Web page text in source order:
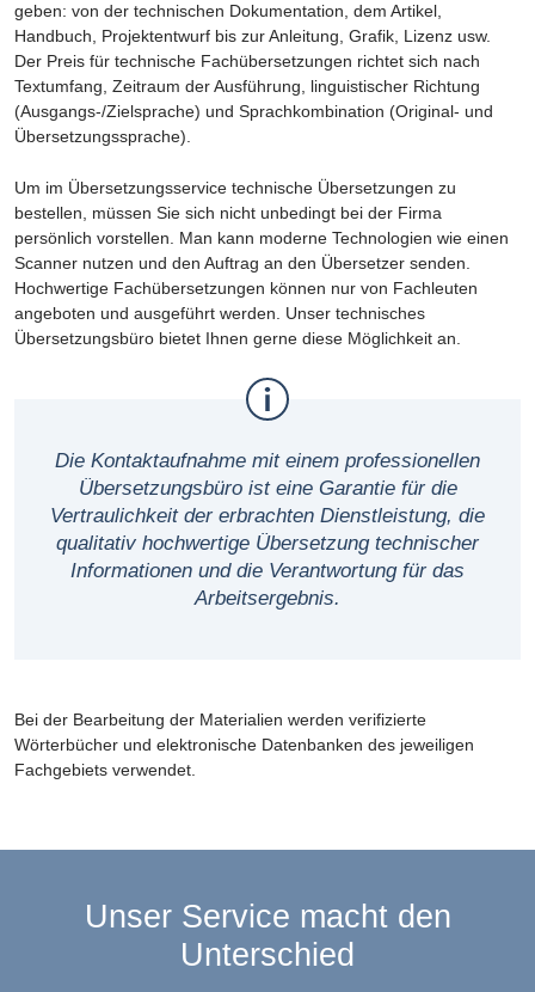
geben: von der technischen Dokumentation, dem Artikel,
Handbuch, Projektentwurf bis zur Anleitung, Grafik, Lizenz usw.
Der Preis für technische Fachübersetzungen richtet sich nach
Textumfang, Zeitraum der Ausführung, linguistischer Richtung
(Ausgangs-/Zielsprache) und Sprachkombination (Original- und
Übersetzungssprache).
Um im Übersetzungsservice technische Übersetzungen zu
bestellen, müssen Sie sich nicht unbedingt bei der Firma
persönlich vorstellen. Man kann moderne Technologien wie einen
Scanner nutzen und den Auftrag an den Übersetzer senden.
Hochwertige Fachübersetzungen können nur von Fachleuten
angeboten und ausgeführt werden. Unser technisches
Übersetzungsbüro bietet Ihnen gerne diese Möglichkeit an.
Die Kontaktaufnahme mit einem professionellen
Übersetzungsbüro ist eine Garantie für die
Vertraulichkeit der erbrachten Dienstleistung, die
qualitativ hochwertige Übersetzung technischer
Informationen und die Verantwortung für das
Arbeitsergebnis.
Bei der Bearbeitung der Materialien werden verifizierte
Wörterbücher und elektronische Datenbanken des jeweiligen
Fachgebiets verwendet.
Unser Service macht den
Unterschied